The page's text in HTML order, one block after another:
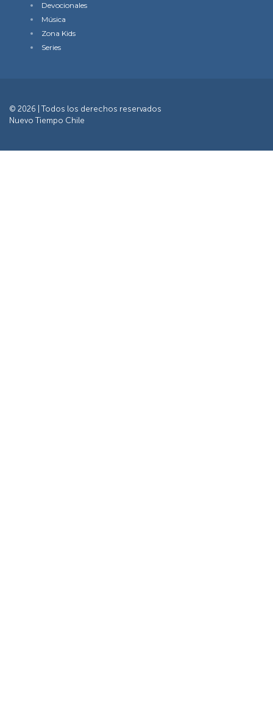
Devocionales
Música
Zona Kids
Series
© 2026 | Todos los derechos reservados
Nuevo Tiempo Chile